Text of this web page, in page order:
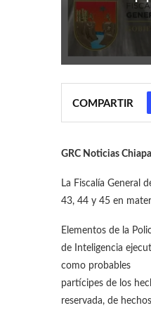
COMPARTIR
GRC Noticias
La Fiscalía General
43, 44 y 45 en
Elementos de la
de Inteligencia
como probables
partícipes de los
reservada, de